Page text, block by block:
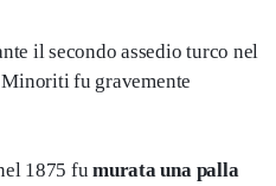
il secondo assedio turco nel
fu gravemente
1875 fu murata una palla